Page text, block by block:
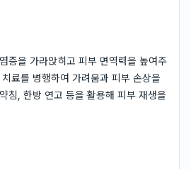
증을 가라앉히고 피부 면역력을 높여주
료를 병행하여 가려움과 피부 손상을
침, 한방 연고 등을 활용해 피부 재생을